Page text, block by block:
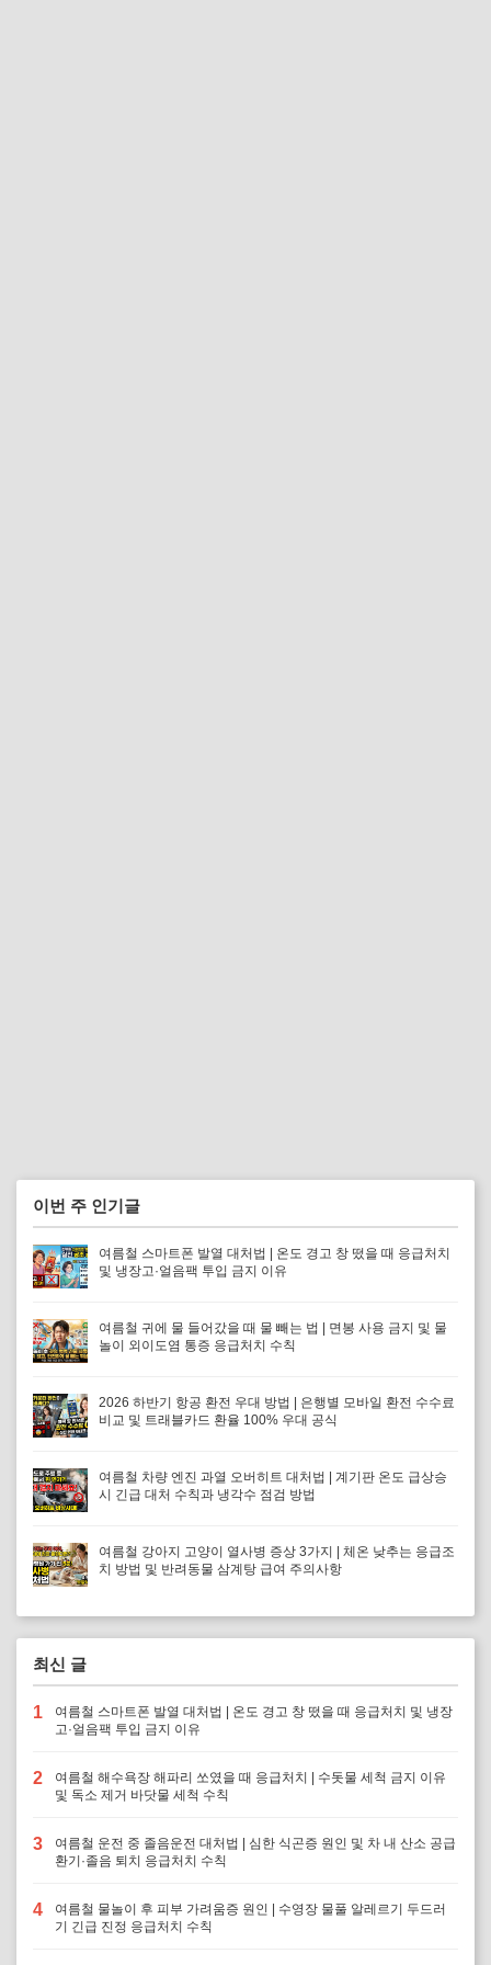
이번 주 인기글
여름철 스마트폰 발열 대처법 | 온도 경고 창 떴을 때 응급처치
및 냉장고·얼음팩 투입 금지 이유
여름철 귀에 물 들어갔을 때 물 빼는 법 | 면봉 사용 금지 및 물
놀이 외이도염 통증 응급처치 수칙
2026 하반기 항공 환전 우대 방법 | 은행별 모바일 환전 수수료
비교 및 트래블카드 환율 100% 우대 공식
여름철 차량 엔진 과열 오버히트 대처법 | 계기판 온도 급상승
시 긴급 대처 수칙과 냉각수 점검 방법
여름철 강아지 고양이 열사병 증상 3가지 | 체온 낮추는 응급조
치 방법 및 반려동물 삼계탕 급여 주의사항
최신 글
1
여름철 스마트폰 발열 대처법 | 온도 경고 창 떴을 때 응급처치 및 냉장
고·얼음팩 투입 금지 이유
2
여름철 해수욕장 해파리 쏘였을 때 응급처치 | 수돗물 세척 금지 이유
및 독소 제거 바닷물 세척 수칙
3
여름철 운전 중 졸음운전 대처법 | 심한 식곤증 원인 및 차 내 산소 공급
환기·졸음 퇴치 응급처치 수칙
4
여름철 물놀이 후 피부 가려움증 원인 | 수영장 물풀 알레르기 두드러
기 긴급 진정 응급처치 수칙